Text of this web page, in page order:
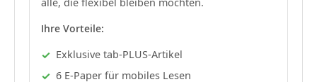
Ihre Vorteile:
Exklusive tab-PLUS-Artikel
6 E-Paper für mobiles Lesen